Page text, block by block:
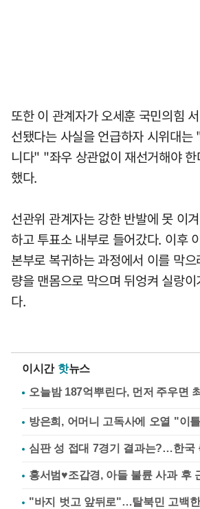
또한 이 관계자가 오세훈 국민의힘
선됐다는 사실을 언급하자 시위대는
니다" "좌우 상관없이 재선거해야
했다.
선관위 관계자는 강한 반발에 못 이
하고 투표소 내부로 들어갔다. 이후
본부로 복귀하는 과정에서 이를 막
량을 맨몸으로 막으며 뒤엉켜 실랑
다.
이시간 핫뉴스
방은희, 어머니 고독사에 오열 "이
심판 성 접대 7경기 결과는?…한국
홍서범♥조갑경, 아들 불륜 사과 후
"바지 벗고 앞뒤로"…탈북민 고백